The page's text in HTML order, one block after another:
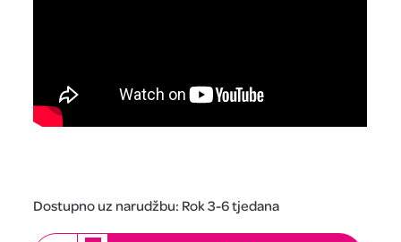
Dostupno uz narudžbu: Rok 3-6 tjedana